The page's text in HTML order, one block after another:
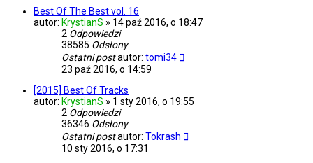
Best Of The Best vol. 16
autor: KrystianS » 14 paź 2016, o 18:47
2 Odpowiedzi
38585 Odsłony
Ostatni postautor: tomi34
23 paź 2016, o 14:59
[2015] Best Of Tracks
autor: KrystianS » 1 sty 2016, o 19:55
2 Odpowiedzi
36346 Odsłony
Ostatni postautor: Tokrash
10 sty 2016, o 17:31